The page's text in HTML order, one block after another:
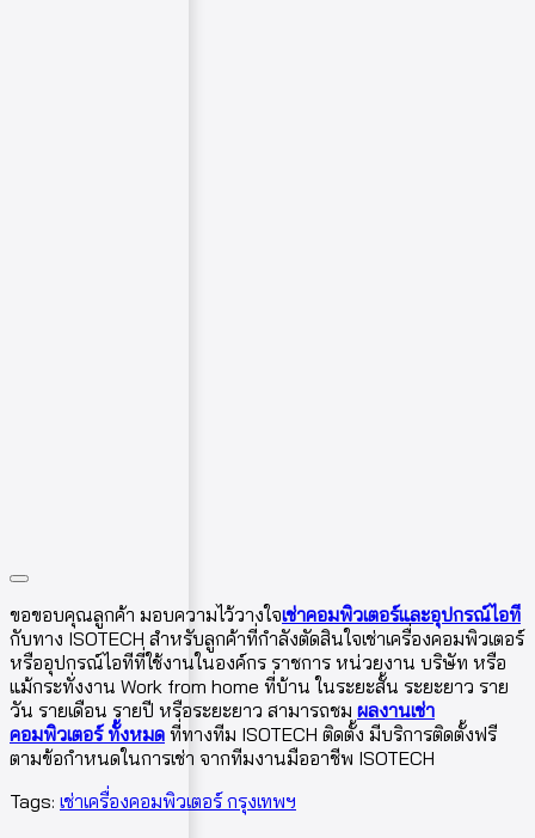
ขอขอบคุณลูกค้า มอบความไว้วางใจเช่าคอมพิวเตอร์และอุปกรณ์ไอที
กับทาง ISOTECH สำหรับลูกค้าที่กำลังตัดสินใจเช่าเครื่องคอมพิวเตอร์
หรืออุปกรณ์ไอทีที่ใช้งานในองค์กร ราชการ หน่วยงาน บริษัท หรือ
แม้กระทั่งงาน Work from home ที่บ้าน ในระยะสั้น ระยะยาว ราย
วัน รายเดือน รายปี หรือระยะยาว สามารถชม ผลงานเช่า
คอมพิวเตอร์ ทั้งหมด ที่ทางทีม ISOTECH ติดตั้ง มีบริการติดตั้งฟรี
ตามข้อกำหนดในการเช่า จากทีมงานมืออาชีพ ISOTECH
Tags: เช่าเครื่องคอมพิวเตอร์ กรุงเทพฯ